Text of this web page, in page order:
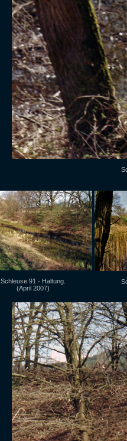
Schleuse 91 - Haltung.
(April 2007)